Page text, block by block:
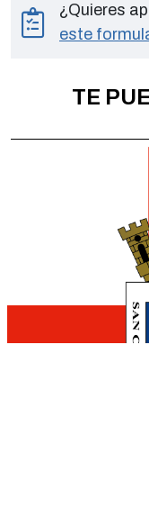
¿Quieres
este
TE